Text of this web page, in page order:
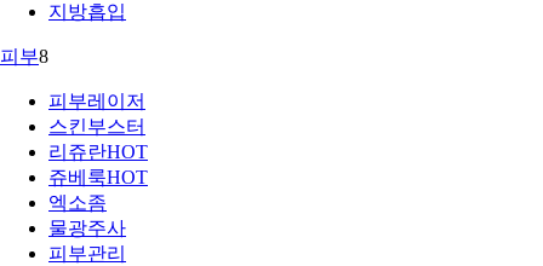
지방흡입
피부8
피부레이저
스킨부스터
리쥬란HOT
쥬베룩HOT
엑소좀
물광주사
피부관리